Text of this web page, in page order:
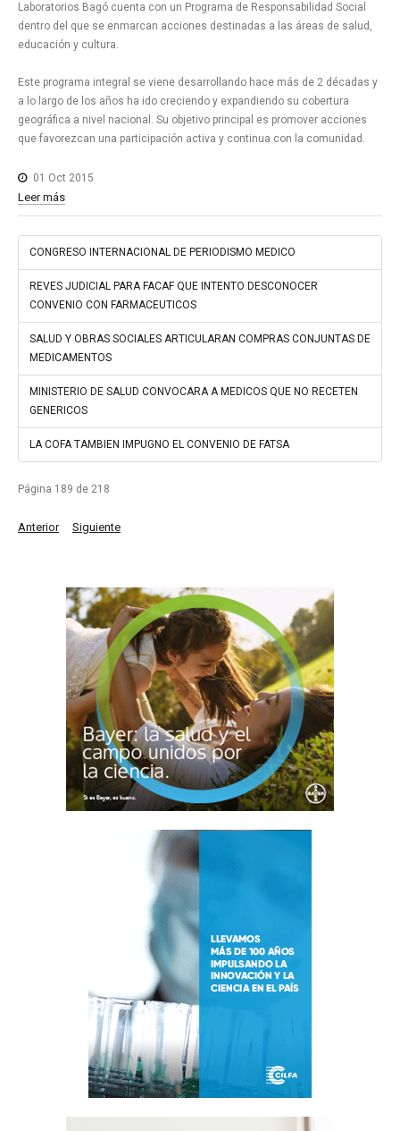
Laboratorios Bagó cuenta con un Programa de Responsabilidad Social
dentro del que se enmarcan acciones destinadas a las áreas de salud,
educación y cultura.
Este programa integral se viene desarrollando hace más de 2 décadas y
a lo largo de los años ha ido creciendo y expandiendo su cobertura
geográfica a nivel nacional. Su objetivo principal es promover acciones
que favorezcan una participación activa y continua con la comunidad.
01 Oct 2015
Leer más
CONGRESO INTERNACIONAL DE PERIODISMO MEDICO
REVES JUDICIAL PARA FACAF QUE INTENTO DESCONOCER
CONVENIO CON FARMACEUTICOS
SALUD Y OBRAS SOCIALES ARTICULARAN COMPRAS CONJUNTAS DE
MEDICAMENTOS
MINISTERIO DE SALUD CONVOCARA A MEDICOS QUE NO RECETEN
GENERICOS
LA COFA TAMBIEN IMPUGNO EL CONVENIO DE FATSA
Página 189 de 218
Anterior Siguiente